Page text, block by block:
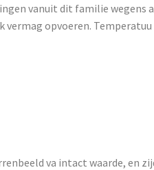
vanuit dit familie wegens
vermag opvoeren.
va intact waarde, en